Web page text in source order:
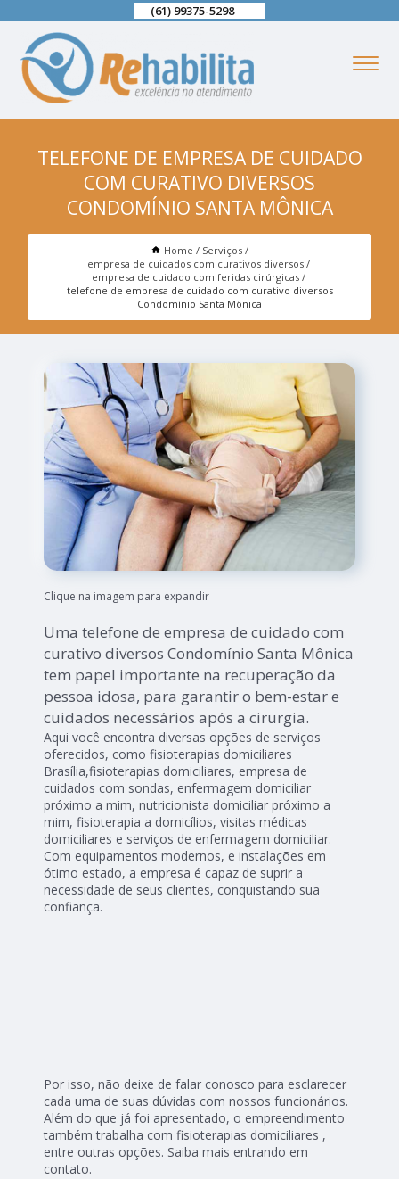
(61) 99375-5298
TELEFONE DE EMPRESA DE CUIDADO
COM CURATIVO DIVERSOS
CONDOMÍNIO SANTA MÔNICA
Home
Serviços
empresa de cuidados com curativos diversos
empresa de cuidado com feridas cirúrgicas
telefone de empresa de cuidado com curativo diversos
Condomínio Santa Mônica
Clique na imagem para expandir
Uma telefone de empresa de cuidado com
curativo diversos Condomínio Santa Mônica
tem papel importante na recuperação da
pessoa idosa, para garantir o bem-estar e
cuidados necessários após a cirurgia.
Aqui você encontra diversas opções de serviços
oferecidos, como fisioterapias domiciliares
Brasília,fisioterapias domiciliares, empresa de
cuidados com sondas, enfermagem domiciliar
próximo a mim, nutricionista domiciliar próximo a
mim, fisioterapia a domicílios, visitas médicas
domiciliares e serviços de enfermagem domiciliar.
Com equipamentos modernos, e instalações em
ótimo estado, a empresa é capaz de suprir a
necessidade de seus clientes, conquistando sua
confiança.
Por isso, não deixe de falar conosco para esclarecer
cada uma de suas dúvidas com nossos funcionários.
Além do que já foi apresentado, o empreendimento
também trabalha com fisioterapias domiciliares ,
entre outras opções. Saiba mais entrando em
contato.